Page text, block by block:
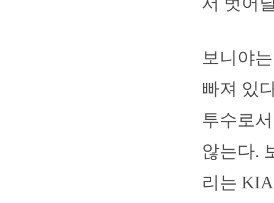
보니야
빠져 있
투수로
않는다.
리는